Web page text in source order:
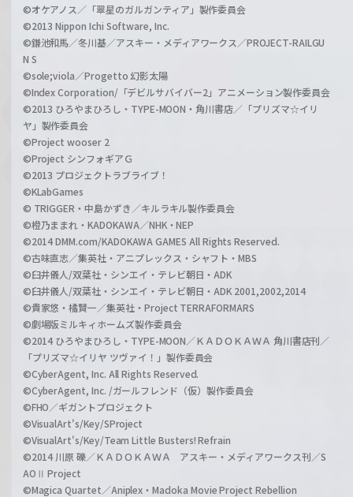
©オケアノス／「翠星のガルガンティア」製作委員会
©2013 Nippon Ichi Software, Inc.
©鎌池和馬／冬川基／アスキー・メディアワークス／PROJECT-RAILGU
N S
©sole;viola／Progetto 幻影太陽
©Index Corporation/「デビルサバイバー2」アニメーション製作委員会
©2013 ひろやまひろし・TYPE-MOON・角川書店／「プリズマ☆イリ
ヤ」製作委員会
©Project wooser 2
©Project シンフォギアＧ
©2013 プロジェクトラブライブ！
©KLabGames
© TRIGGER・中島かずき／キルラキル製作委員会
©橙乃ままれ・KADOKAWA／NHK・NEP
©2014 DMM.com/KADOKAWA GAMES All Rights Reserved.
©古味直志／集英社・アニプレックス・シャフト・MBS
©臼井儀人/双葉社・シンエイ・テレビ朝日・ADK
©臼井儀人/双葉社・シンエイ・テレビ朝日・ADK 2001,2002,2014
©貴家悠・橘賢一／集英社・Project TERRAFORMARS
©劇場版ミルキィホームズ製作委員会
©2014 ひろやまひろし・TYPE-MOON／ＫＡＤＯＫＡＷＡ 角川書店刊／
「プリズマ☆イリヤ ツヴァイ！」製作委員会
©CyberAgent, Inc. All Rights Reserved.
©CyberAgent, Inc. /ガールフレンド（仮）製作委員会
©FHO／ギガントプロジェクト
©VisualArt's/Key/SProject
©VisualArt's/Key/Team Little Busters! Refrain
©2014 川原 礫／ＫＡＤＯＫＡＷＡ アスキー・メディアワークス刊／S
AOⅡ Project
©Magica Quartet／Aniplex・Madoka Movie Project Rebellion